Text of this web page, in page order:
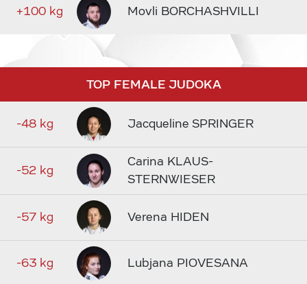
+100 kg Movli BORCHASHVILLI
TOP FEMALE JUDOKA
-48 kg Jacqueline SPRINGER
-52 kg
Carina KLAUS-
STERNWIESER
-57 kg Verena HIDEN
-63 kg Lubjana PIOVESANA